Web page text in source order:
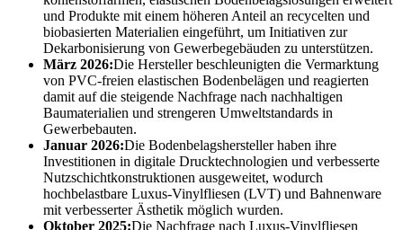
und Produkte mit einem höheren Anteil an recycelten und
biobasierten Materialien eingeführt, um Initiativen zur
Dekarbonisierung von Gewerbegebäuden zu unterstützen.
März 2026:Die Hersteller beschleunigten die Vermarktung
von PVC-freien elastischen Bodenbelägen und reagierten
damit auf die steigende Nachfrage nach nachhaltigen
Baumaterialien und strengeren Umweltstandards in
Gewerbebauten.
Januar 2026:Die Bodenbelagshersteller haben ihre
Investitionen in digitale Drucktechnologien und verbesserte
Nutzschichtkonstruktionen ausgeweitet, wodurch
hochbelastbare Luxus-Vinylfliesen (LVT) und Bahnenware
mit verbesserter Ästhetik möglich wurden.
Oktober 2025:Die Nachfrage nach Luxus-Vinylfliesen